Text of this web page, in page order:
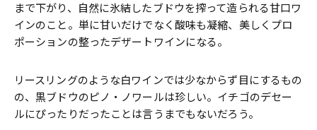
まで下がり、自然に氷結したブドウを搾って造られる甘口ワ
インのこと。単に甘いだけでなく酸味も凝縮、美しくプロ
ポーションの整ったデザートワインになる。
リースリングのような白ワインでは少なからず目にするもの
の、黒ブドウのピノ・ノワールは珍しい。イチゴのデセー
ルにぴったりだったことは言うまでもないだろう。